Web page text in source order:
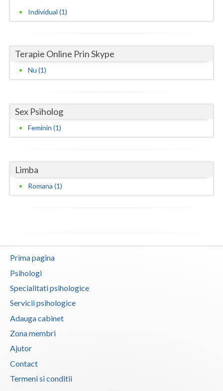
Tulcea
Vaslui
Vrancea
Individual (1)
Terapie Online Prin Skype
Nu (1)
Sex Psiholog
Feminin (1)
Limba
Romana (1)
Prima pagina
Psihologi
Specialitati psihologice
Servicii psihologice
Adauga cabinet
Zona membri
Ajutor
Contact
Termeni si conditii